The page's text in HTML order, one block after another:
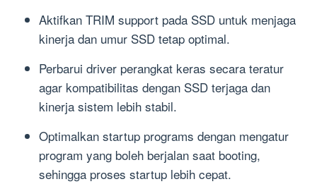
Aktifkan TRIM support pada SSD untuk menjaga
kinerja dan umur SSD tetap optimal.
Perbarui driver perangkat keras secara teratur
agar kompatibilitas dengan SSD terjaga dan
kinerja sistem lebih stabil.
Optimalkan startup programs dengan mengatur
program yang boleh berjalan saat booting,
sehingga proses startup lebih cepat.